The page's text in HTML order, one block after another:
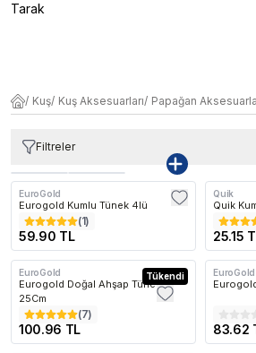
Tarak
/ Kuş/ Kuş Aksesuarları/ Papağan
Filtreler
EuroGold
Eurogold Kumlu Tünek 4lü
(1)
59.90 TL
Quik
Quik
25.15
Tükendi
EuroGold
Eurogold Doğal Ahşap Tünek
25Cm
(7)
100.96 TL
EuroGold
83.62